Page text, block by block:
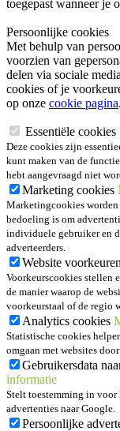
toegepast wanneer je
Persoonlijke cookies
Met behulp van
voorzien van
delen via sociale
cookies of je
op onze cookie pagina.
Essentiële cookies
Deze cookies zijn
kunt maken van de
hebt aangevraagd niet
Marketing cookies
Marketingcookies
bedoeling is om
individuele gebruiker en
adverteerders.
Website
Voorkeurscookies stellen
de manier waarop de
voorkeurstaal of de regio
Analytics cookies
Statistische cookies
omgaan met websites
Gebruikersdata
informatie
Stelt toestemming in voor
advertenties naar Google.
Persoonlijke